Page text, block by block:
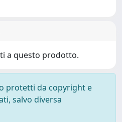
a questo prodotto.
protetti da copyright e
salvo diversa